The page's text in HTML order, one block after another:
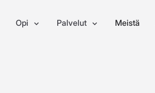
Opi Palvelut Meistä